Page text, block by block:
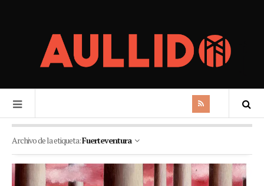
Archivo de la etiqueta:Fuerteventura